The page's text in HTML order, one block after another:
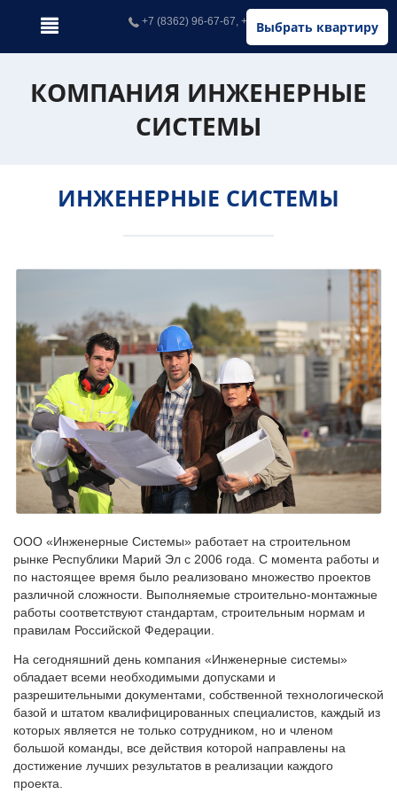
Выбрать квартиру
+7 (8362) 96-67-67, +7 (902) 326-67-67
КОМПАНИЯ ИНЖЕНЕРНЫЕ
СИСТЕМЫ
ИНЖЕНЕРНЫЕ СИСТЕМЫ
ООО «Инженерные Системы» работает на строительном
рынке Республики Марий Эл с 2006 года. С момента работы и
по настоящее время было реализовано множество проектов
различной сложности. Выполняемые строительно-монтажные
работы соответствуют стандартам, строительным нормам и
правилам Российской Федерации.
На сегодняшний день компания «Инженерные системы»
обладает всеми необходимыми допусками и
разрешительными документами, собственной технологической
базой и штатом квалифицированных специалистов, каждый из
которых является не только сотрудником, но и членом
большой команды, все действия которой направлены на
достижение лучших результатов в реализации каждого
проекта.